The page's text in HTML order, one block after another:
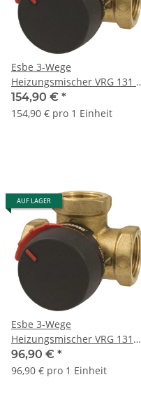
Esbe 3-Wege
Heizungsmischer VRG 131 1
1/2" IG 11603400 Messing
154,90 € *
154,90 € pro 1 Einheit
AUF LAGER
Esbe 3-Wege
Heizungsmischer VRG 131
1" IG 11601100 Messing
96,90 € *
96,90 € pro 1 Einheit